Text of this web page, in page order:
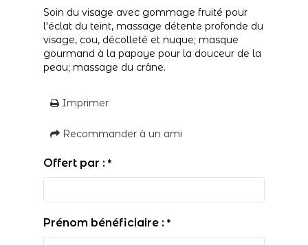
Soin du visage avec gommage fruité pour
l'éclat du teint, massage détente profonde du
visage, cou, décolleté et nuque; masque
gourmand à la papaye pour la douceur de la
peau; massage du crâne.
Imprimer
Recommander à un ami
Offert par : *
Prénom bénéficiaire : *